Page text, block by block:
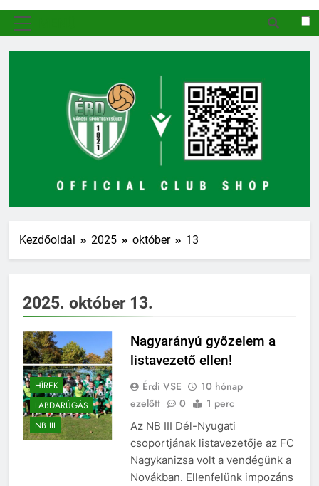
Kezdőoldal 2025 október 13
2025. október 13.
HÍREK
LABDARÚGÁS
NB III
Nagyarányú győzelem a
listavezető ellen!
Érdi VSE
10 hónap
ezelőtt
0 1 perc
Az NB III Dél-Nyugati
csoportjának listavezetője az FC
Nagykanizsa volt a vendégünk a
Novákban. Ellenfelünk impozáns